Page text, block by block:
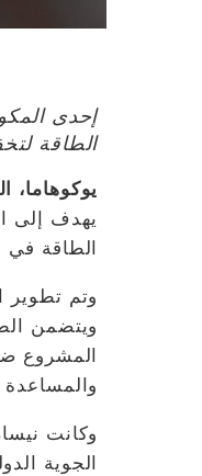
إحدى
الطاقة
يوكوهاما، اليابان
يهدف إلى
الطاقة في
وتم تطوير
ويتضمن
المشروع
والمساعدة
الجوية